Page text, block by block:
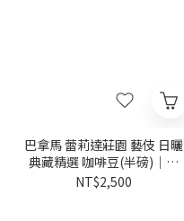
巴拿馬 蕾莉達莊園 藝伎 日曬
典藏精選 咖啡豆(半磅)｜黃
金烘焙
NT$2,500